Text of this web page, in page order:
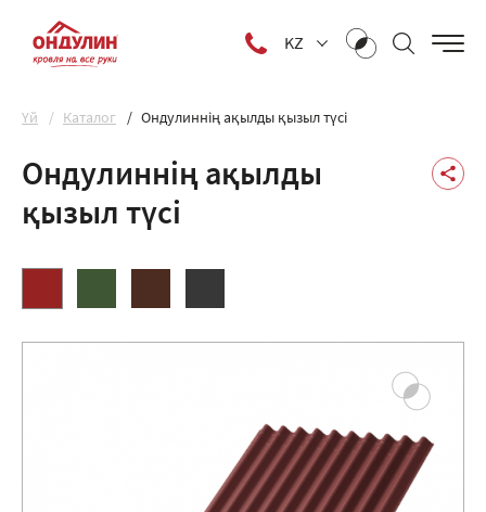
KZ
Yй Каталог Ондулиннің ақылды қызыл түсі
Ондулиннің ақылды
қызыл түсі